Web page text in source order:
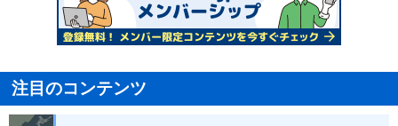
注目のコンテンツ